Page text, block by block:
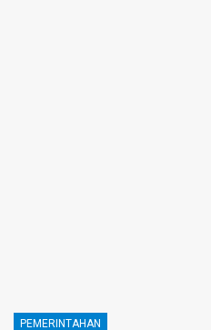
PEMERINTAHAN